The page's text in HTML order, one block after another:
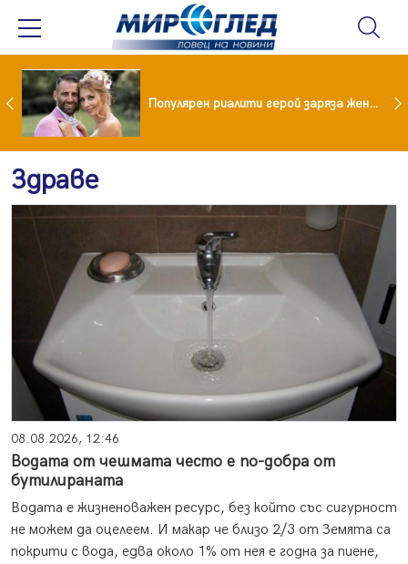
Водата от чешмата често е по-добра от бутилираната Популярен риалити герой заряза жена си заради друга
Здраве
08.08.2026, 12:46
Водата от чешмата често е по-добра от
бутилираната
Водата е жизненоважен ресурс, без който със сигурност
не можем да оцелеем. И макар че близо 2/3 от Земята са
покрити с вода, едва около 1% от нея е годна за пиене,